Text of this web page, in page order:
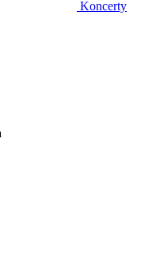
Koncerty